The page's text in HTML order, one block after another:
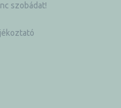
szobádat!